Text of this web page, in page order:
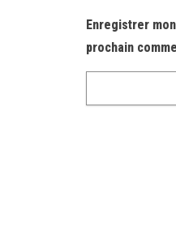
Enregistrer
prochain